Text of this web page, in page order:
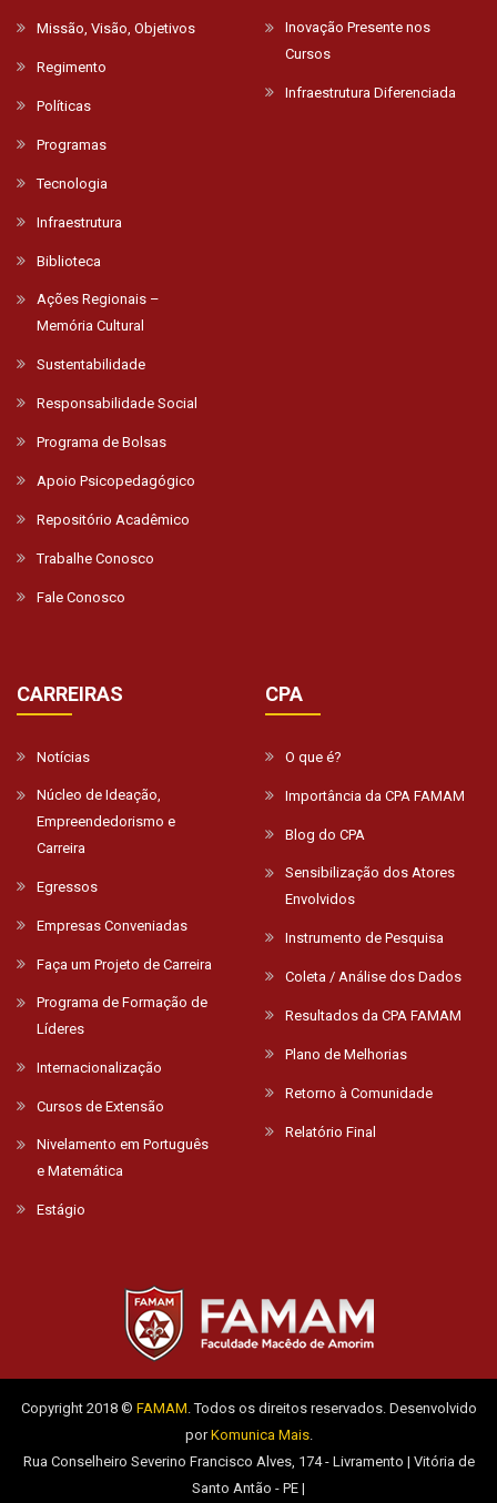
Missão, Visão, Objetivos
Regimento
Políticas
Programas
Tecnologia
Infraestrutura
Biblioteca
Ações Regionais –
Memória Cultural
Sustentabilidade
Responsabilidade Social
Programa de Bolsas
Apoio Psicopedagógico
Repositório Acadêmico
Trabalhe Conosco
Fale Conosco
Inovação Presente nos
Cursos
Infraestrutura Diferenciada
CARREIRAS
Notícias
Núcleo de Ideação,
Empreendedorismo e
Carreira
Egressos
Empresas Conveniadas
Faça um Projeto de Carreira
Programa de Formação de
Líderes
Internacionalização
Cursos de Extensão
Nivelamento em Português
e Matemática
Estágio
CPA
O que é?
Importância da CPA FAMAM
Blog do CPA
Sensibilização dos Atores
Envolvidos
Instrumento de Pesquisa
Coleta / Análise dos Dados
Resultados da CPA FAMAM
Plano de Melhorias
Retorno à Comunidade
Relatório Final
Copyright 2018 © FAMAM. Todos os direitos reservados. Desenvolvido
porKomunica Mais.
Rua Conselheiro Severino Francisco Alves, 174 - Livramento | Vitória de
Santo Antão - PE |